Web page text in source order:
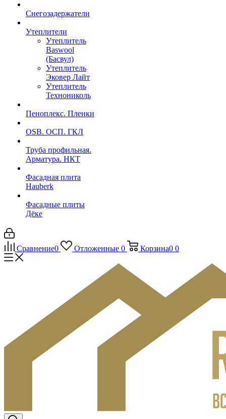
Снегозадержатели
Утеплители
Утеплитель
Baswool
(Басвул)
Утеплитель
Эковер Лайт
Утеплитель
Технониколь
Пеноплекс. Пленки
OSB. ОСП. ГКЛ
Труба профильная.
Арматура. НКТ
Фасадная плита
Hauberk
Фасадные плиты
Дёке
Сравнение0 Отложенные 0 Корзина0 0